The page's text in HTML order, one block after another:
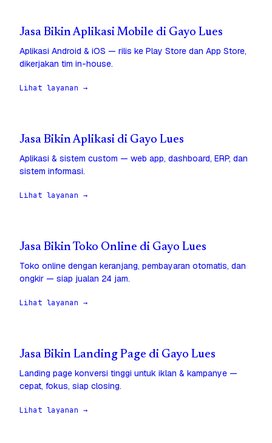
Jasa Bikin Aplikasi Mobile di Gayo Lues
Aplikasi Android & iOS — rilis ke Play Store dan App Store,
dikerjakan tim in-house.
Lihat layanan →
Jasa Bikin Aplikasi di Gayo Lues
Aplikasi & sistem custom — web app, dashboard, ERP, dan
sistem informasi.
Lihat layanan →
Jasa Bikin Toko Online di Gayo Lues
Toko online dengan keranjang, pembayaran otomatis, dan
ongkir — siap jualan 24 jam.
Lihat layanan →
Jasa Bikin Landing Page di Gayo Lues
Landing page konversi tinggi untuk iklan & kampanye —
cepat, fokus, siap closing.
Lihat layanan →